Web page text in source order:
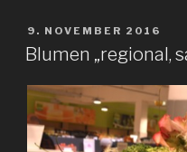
VERÖFFENTLICHT
AM
9. NOVEMBER 2016
Blumen „regional,